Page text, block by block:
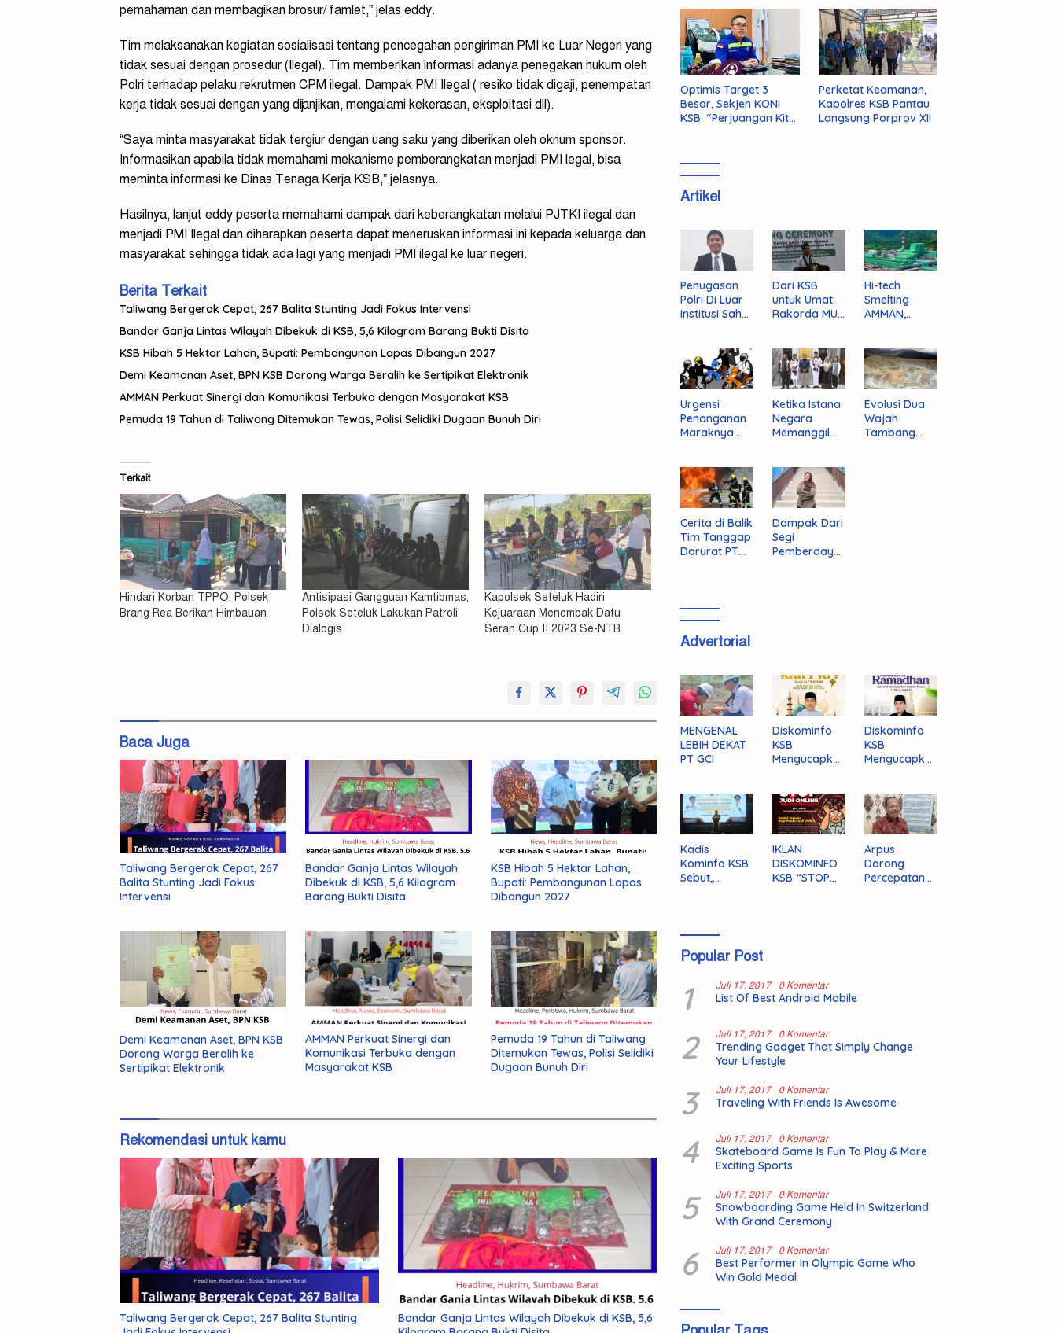
pemahaman dan membagikan brosur/ famlet,” jelas eddy.
Tim melaksanakan kegiatan sosialisasi tentang pencegahan pengiriman PMI ke Luar Negeri yang
tidak sesuai dengan prosedur (Ilegal). Tim memberikan informasi adanya penegakan hukum oleh
Polri terhadap pelaku rekrutmen CPM ilegal. Dampak PMI Ilegal ( resiko tidak digaji, penempatan
kerja tidak sesuai dengan yang dijanjikan, mengalami kekerasan, eksploitasi dll).
“Saya minta masyarakat tidak tergiur dengan uang saku yang diberikan oleh oknum sponsor.
Informasikan apabila tidak memahami mekanisme pemberangkatan menjadi PMI legal, bisa
meminta informasi ke Dinas Tenaga Kerja KSB,” jelasnya.
Hasilnya, lanjut eddy peserta memahami dampak dari keberangkatan melalui PJTKI ilegal dan
menjadi PMI Ilegal dan diharapkan peserta dapat meneruskan informasi ini kepada keluarga dan
masyarakat sehingga tidak ada lagi yang menjadi PMI ilegal ke luar negeri.
Berita Terkait
Taliwang Bergerak Cepat, 267 Balita Stunting Jadi Fokus Intervensi
Bandar Ganja Lintas Wilayah Dibekuk di KSB, 5,6 Kilogram Barang Bukti Disita
KSB Hibah 5 Hektar Lahan, Bupati: Pembangunan Lapas Dibangun 2027
Demi Keamanan Aset, BPN KSB Dorong Warga Beralih ke Sertipikat Elektronik
AMMAN Perkuat Sinergi dan Komunikasi Terbuka dengan Masyarakat KSB
Pemuda 19 Tahun di Taliwang Ditemukan Tewas, Polisi Selidiki Dugaan Bunuh Diri
Terkait
Hindari Korban TPPO, Polsek
Brang Rea Berikan Himbauan
Antisipasi Gangguan Kamtibmas,
Polsek Seteluk Lakukan Patroli
Dialogis
Kapolsek Seteluk Hadiri
Kejuaraan Menembak Datu
Seran Cup II 2023 Se-NTB
Baca Juga
Taliwang Bergerak Cepat, 267
Balita Stunting Jadi Fokus
Intervensi
Bandar Ganja Lintas Wilayah
Dibekuk di KSB, 5,6 Kilogram
Barang Bukti Disita
KSB Hibah 5 Hektar Lahan,
Bupati: Pembangunan Lapas
Dibangun 2027
Demi Keamanan Aset, BPN KSB
Dorong Warga Beralih ke
Sertipikat Elektronik
AMMAN Perkuat Sinergi dan
Komunikasi Terbuka dengan
Masyarakat KSB
Pemuda 19 Tahun di Taliwang
Ditemukan Tewas, Polisi Selidiki
Dugaan Bunuh Diri
Rekomendasi untuk kamu
Taliwang Bergerak Cepat, 267 Balita Stunting
Bandar Ganja Lintas Wilayah Dibekuk di KSB, 5,6
Optimis Target 3
Besar, Sekjen KONI
KSB: “Perjuangan Kita
Perketat Keamanan,
Kapolres KSB Pantau
Langsung Porprov XII
Artikel
Penugasan
Polri Di Luar
Institusi Sah
Hukum
Administrasi
Negara
Dari KSB
untuk Umat:
Rakorda MUI
Kebangkitan
Moral Para
Ulama
Hi-tech
Smelting
AMMAN,
Rajai
Produsen
Tembaga
Dunia
Urgensi
Penanganan
Maraknya
Sumbawa
Barat
Ketika Istana
Negara
Memanggil
Evolusi Dua
Wajah
Tambang
Cerita di Balik
Tim Tanggap
Darurat PT
Dampak Dari
Segi
Pemberdaya
Advertorial
MENGENAL
LEBIH DEKAT
PT GCI
Diskominfo
KSB
Mengucapka
Idul Fitri 1446
H/2025 M
Diskominfo
KSB
Mengucapka
Ibadah Puasa
1446 H/2025
M
Kadis
Kominfo KSB
Sebut,
IKLAN
DISKOMINFO
KSB “STOP
Arpus
Dorong
Percepatan
Popular Post
1 Juli 17, 2017 0 Komentar
List Of Best Android Mobile
2 Juli 17, 2017 0 Komentar
Trending Gadget That Simply Change
Your Lifestyle
3 Juli 17, 2017 0 Komentar
Traveling With Friends Is Awesome
4 Juli 17, 2017 0 Komentar
Skateboard Game Is Fun To Play & More
Exciting Sports
5 Juli 17, 2017 0 Komentar
Snowboarding Game Held In Switzerland
With Grand Ceremony
6 Juli 17, 2017 0 Komentar
Best Performer In Olympic Game Who
Win Gold Medal